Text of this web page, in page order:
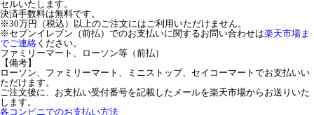
セルいたします。
決済手数料は無料です。
※30万円（税込）以上のご注文にはご利用いただけません。
※セブンイレブン（前払）でのお支払いに関するお問い合わせは楽天市場ま
でご連絡 ください。
ファミリーマート、ローソン等（前払）
【備考】
ローソン、ファミリーマート、ミニストップ、セイコーマートでお支払いい
ただけます。
ご注文後に、お支払い受付番号を記載したメールを楽天市場からお送りいた
します。
各コンビニでのお支払い方法